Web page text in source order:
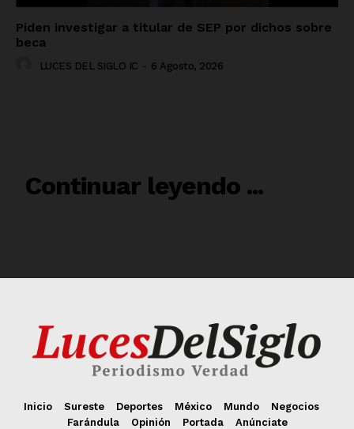
Inicio Sureste Deportes México Mundo
Negocios
Farándula
Opinión Portada Anúnciate